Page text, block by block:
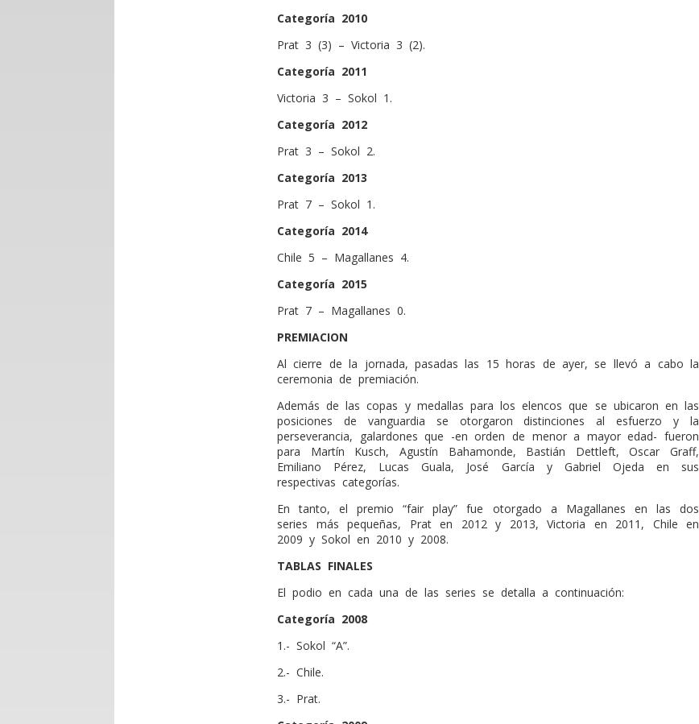
Categoría 2010
Prat 3 (3) – Victoria 3 (2).
Categoría 2011
Victoria 3 – Sokol 1.
Categoría 2012
Prat 3 – Sokol 2.
Categoría 2013
Prat 7 – Sokol 1.
Categoría 2014
Chile 5 – Magallanes 4.
Categoría 2015
Prat 7 – Magallanes 0.
PREMIACION
Al cierre de la jornada, pasadas las 15 horas de ayer, se llevó a cabo la
ceremonia de premiación.
Además de las copas y medallas para los elencos que se ubicaron en las
posiciones de vanguardia se otorgaron distinciones al esfuerzo y la
perseverancia, galardones que -en orden de menor a mayor edad- fueron
para Martín Kusch, Agustín Bahamonde, Bastián Dettleft, Oscar Graff,
Emiliano Pérez, Lucas Guala, José García y Gabriel Ojeda en sus
respectivas categorías.
En tanto, el premio “fair play” fue otorgado a Magallanes en las dos
series más pequeñas, Prat en 2012 y 2013, Victoria en 2011, Chile en
2009 y Sokol en 2010 y 2008.
TABLAS FINALES
El podio en cada una de las series se detalla a continuación:
Categoría 2008
1.- Sokol “A”.
2.- Chile.
3.- Prat.